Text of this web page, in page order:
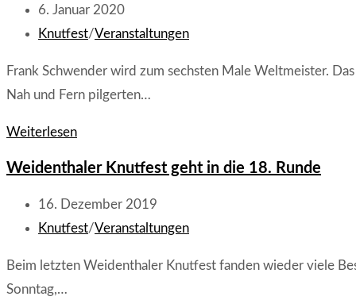
Ziegen
Beitrag
veröffentlicht:
6. Januar 2020
Beitrags-
Knutfest/Veranstaltungen
Frank Schwender wird zum sechsten Male Weltmeister.
Nah und Fern pilgerten…
WeiterlesenBesucherandrang
Weidenthaler
Knutfest
Weidenthaler Knutfest geht in die 18. Runde
Beitrag
veröffentlicht:
16. Dezember 2019
Beitrags-
Knutfest/Veranstaltungen
Beim letzten Weidenthaler Knutfest fanden wieder viele
Sonntag,…